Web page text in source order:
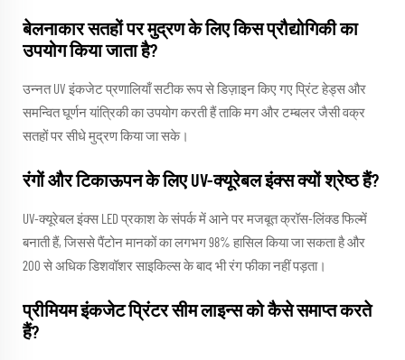
बेलनाकार सतहों पर मुद्रण के लिए किस प्रौद्योगिकी का
उपयोग किया जाता है?
उन्नत UV इंकजेट प्रणालियाँ सटीक रूप से डिज़ाइन किए गए प्रिंट हेड्स और
समन्वित घूर्णन यांत्रिकी का उपयोग करती हैं ताकि मग और टम्बलर जैसी वक्र
सतहों पर सीधे मुद्रण किया जा सके।
रंगों और टिकाऊपन के लिए UV-क्यूरेबल इंक्स क्यों श्रेष्ठ हैं?
UV-क्यूरेबल इंक्स LED प्रकाश के संपर्क में आने पर मजबूत क्रॉस-लिंक्ड फिल्में
बनाती हैं, जिससे पैंटोन मानकों का लगभग 98% हासिल किया जा सकता है और
200 से अधिक डिशवॉशर साइकिल्स के बाद भी रंग फीका नहीं पड़ता।
प्रीमियम इंकजेट प्रिंटर सीम लाइन्स को कैसे समाप्त करते
हैं?